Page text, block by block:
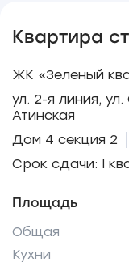
Квартира
ЖК «Зеленый
ул. 2-я линия,
Атинская
Дом 4 секция 2
Срок сдачи: I
Площадь
Общая
Кухни